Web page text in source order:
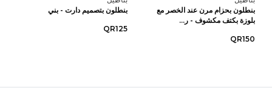
بنطلون بحزام مرن عند الخصر مع
بلوزة بكتف مكشوف - ر...
QR150
بنطلون بتصميم دارت - بني
QR125